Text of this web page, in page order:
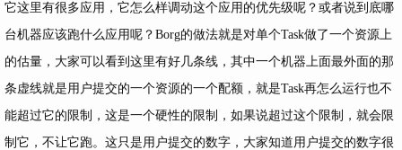
它这里有很多应用，它怎么样调动这个应用的优先级呢？或者说到底哪
台机器应该跑什么应用呢？Borg的做法就是对单个Task做了一个资源上
的估量，大家可以看到这里有好几条线，其中一个机器上面最外面的那
条虚线就是用户提交的一个资源的一个配额，就是Task再怎么运行也不
能超过它的限制，这是一个硬性的限制，如果说超过这个限制，就会限
制它，不让它跑。这只是用户提交的数字，大家知道用户提交的数字很